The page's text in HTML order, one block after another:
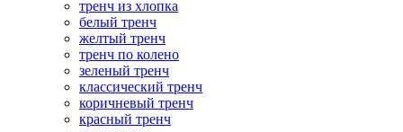
тренч из хлопка
белый тренч
желтый тренч
тренч по колено
зеленый тренч
классический тренч
коричневый тренч
красный тренч